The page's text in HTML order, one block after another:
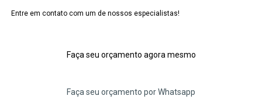
Entre em contato com um de nossos especialistas!
Faça seu orçamento agora mesmo
Faça seu orçamento por Whatsapp